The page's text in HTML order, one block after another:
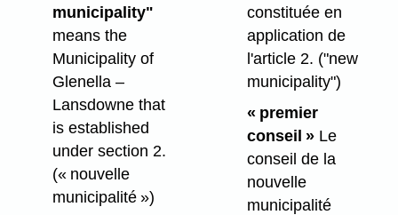
municipality"
means the
Municipality of
Glenella –
Lansdowne that
is established
under section 2.
(« nouvelle
municipalité »)
constituée en
application de
l'article 2. ("new
municipality")
« premier
conseil »Le
conseil de la
nouvelle
municipalité